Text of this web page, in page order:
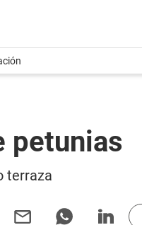
petunias
terraza